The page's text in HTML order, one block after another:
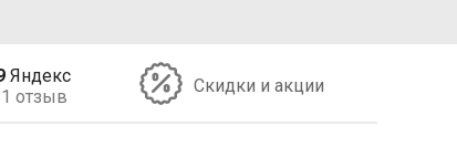
Яндекс
отзыв
Скидки и акции